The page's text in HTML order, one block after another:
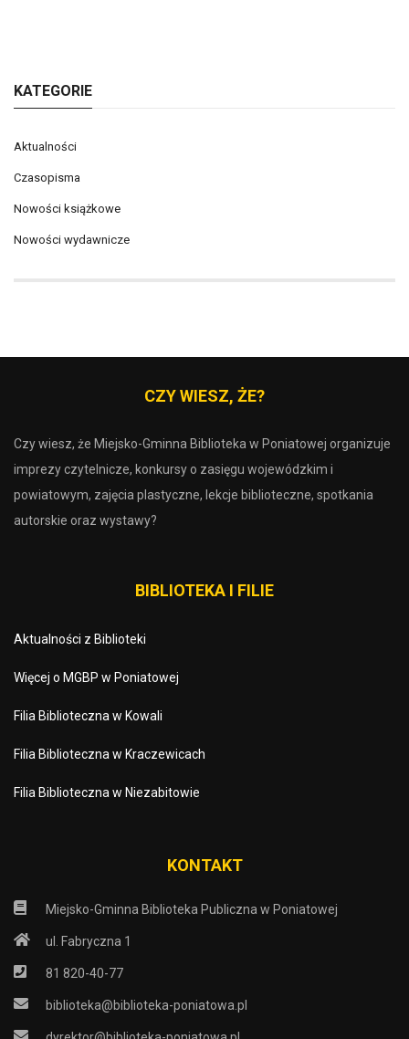
KATEGORIE
Aktualności
Czasopisma
Nowości książkowe
Nowości wydawnicze
CZY WIESZ, ŻE?
Czy wiesz, że Miejsko-Gminna Biblioteka w Poniatowej organizuje
imprezy czytelnicze, konkursy o zasięgu wojewódzkim i
powiatowym, zajęcia plastyczne, lekcje biblioteczne, spotkania
autorskie oraz wystawy?
BIBLIOTEKA I FILIE
Aktualności z Biblioteki
Więcej o MGBP w Poniatowej
Filia Biblioteczna w Kowali
Filia Biblioteczna w Kraczewicach
Filia Biblioteczna w Niezabitowie
KONTAKT
Miejsko-Gminna Biblioteka Publiczna w Poniatowej
ul. Fabryczna 1
81 820-40-77
biblioteka@biblioteka-poniatowa.pl